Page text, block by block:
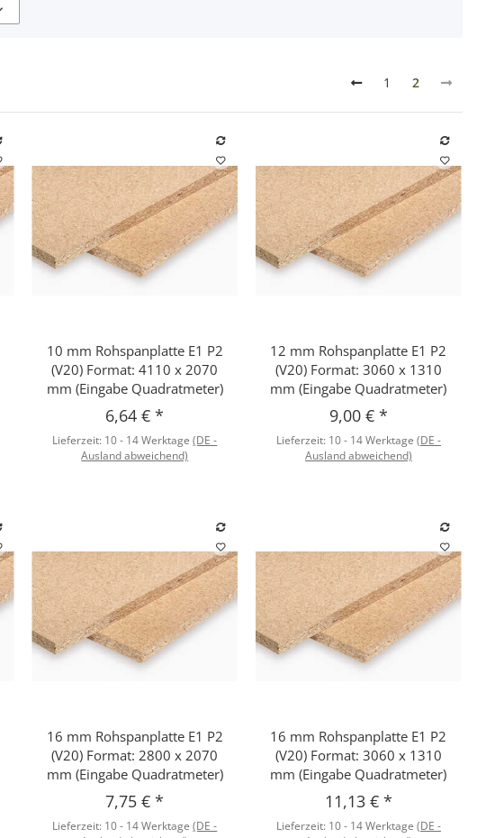
1 2
Schnellkauf
10 mm Rohspanplatte E1 P2
(V20) Format: 4110 x 2070
mm (Eingabe Quadratmeter)
6,64 €*
Lieferzeit: 10 - 14 Werktage(DE -
Ausland abweichend)
Schnellkauf
12 mm Rohspanplatte E1 P2
(V20) Format: 3060 x 1310
mm (Eingabe Quadratmeter)
9,00 € *
Lieferzeit: 10 - 14 Werktage (DE -
Ausland abweichend)
Schnellkauf
16 mm Rohspanplatte E1 P2
(V20) Format: 2800 x 2070
mm (Eingabe Quadratmeter)
7,75 €*
Lieferzeit: 10 - 14 Werktage(DE -
Schnellkauf
16 mm Rohspanplatte E1 P2
(V20) Format: 3060 x 1310
mm (Eingabe Quadratmeter)
11,13 € *
Lieferzeit: 10 - 14 Werktage (DE -